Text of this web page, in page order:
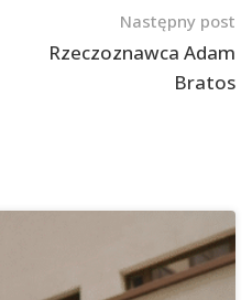
Następny post
Rzeczoznawca Adam
Bratos